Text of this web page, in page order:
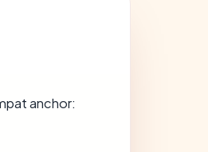
anchor: